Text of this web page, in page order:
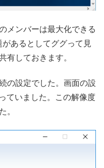
メンバーは最大化できる
あるとしてググって見
有しておきます。
の設定でした。画面の設
ていました。この解像度
。